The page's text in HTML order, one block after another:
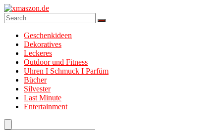
Geschenkideen
Dekoratives
Leckeres
Outdoor und Fitness
Uhren I Schmuck I Parfüm
Bücher
Silvester
Last Minute
Entertainment